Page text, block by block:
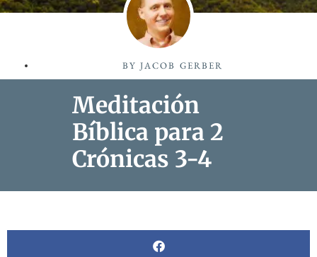
BY JACOB GERBER
Meditación
Bíblica para 2
Crónicas 3-4